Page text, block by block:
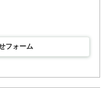
フォーム